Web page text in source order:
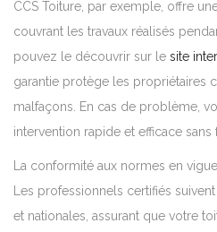
CCS Toiture, par exemple, offre
couvrant les travaux réalisés
pouvez le découvrir sur le site
garantie protège les propriétaires
malfaçons. En cas de problème,
intervention rapide et efficace sans
La conformité aux normes en
Les professionnels certifiés
et nationales, assurant que votre